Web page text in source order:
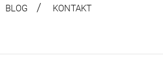
BLOG KONTAKT